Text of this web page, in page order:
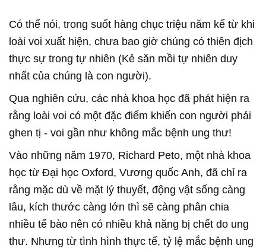
Có thể nói, trong suốt hàng chục triệu năm kể từ khi
loài voi xuất hiện, chưa bao giờ chúng có thiên địch
thực sự trong tự nhiên (Kẻ săn mồi tự nhiên duy
nhất của chúng là con người).
Qua nghiên cứu, các nhà khoa học đã phát hiện ra
rằng loài voi có một đặc điểm khiến con người phải
ghen tị - voi gần như không mắc bệnh ung thư!
Vào những năm 1970, Richard Peto, một nhà khoa
học từ Đại học Oxford, Vương quốc Anh, đã chỉ ra
rằng mặc dù về mặt lý thuyết, động vật sống càng
lâu, kích thước càng lớn thì sẽ càng phân chia
nhiều tế bào nên có nhiều khả năng bị chết do ung
thư. Nhưng từ tình hình thực tế, tỷ lệ mắc bệnh ung